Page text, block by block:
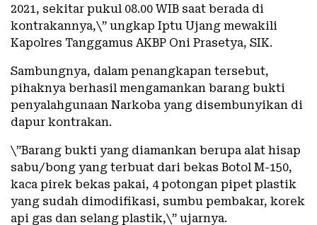
2021, sekitar pukul 08.00 WIB saat berada di
kontrakannya,\” ungkap Iptu Ujang mewakili
Kapolres Tanggamus AKBP Oni Prasetya, SIK.
Sambungnya, dalam penangkapan tersebut,
pihaknya berhasil mengamankan barang bukti
penyalahgunaan Narkoba yang disembunyikan di
dapur kontrakan.
\”Barang bukti yang diamankan berupa alat hisap
sabu/bong yang terbuat dari bekas Botol M-150,
kaca pirek bekas pakai, 4 potongan pipet plastik
yang sudah dimodifikasi, sumbu pembakar, korek
api gas dan selang plastik,\” ujarnya.